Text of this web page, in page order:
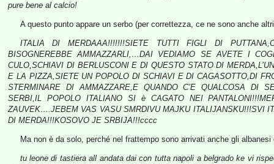
pure bene al calcio!
A questo punto appare un serbo (per correttezza, ce ne sono anche
ITALIA DI MERDAAA!!!!!!!SIETE TUTTI FIGLI DI
BISOGNEREBBE AMMAZZARLI,…DAI VEDIAMO SE AVETE I
CULO,SCHIAVI DI BERLUSCONI E DI QUESTO STATO DI
E LA PIZZA,SIETE UN POPOLO DI SCHIAVI E DI CAGASOTTO,DI
STERMINARE DI AMMAZZARE,E QUANDO C’E QUALCOSA DI
SERBI,IL POPOLO ITALIANO SI è CAGATO NEI
ZAUVEK….JEBEM VAS VASU SMRDIVU MAJKU ITALIJANSKU!!!SVI
DI MERDA!!!KOSOVO JE SRBIJA!!!cccc
Ma non è da solo, perché nel frattempo sono arrivati anche gli
tu leone di tastiera all andata dai con tutta napoli a belgrado ke vi